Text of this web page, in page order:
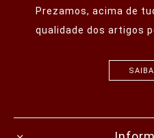
Prezamos, acima de
qualidade dos artigos